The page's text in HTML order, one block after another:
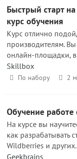
Быстрый старт
курс обучения
Курс отлично
производителям.
онлайн-площадки,
Skillbox
По набору 2
Обучение работе
На курсе вы
как разрабатывать
Wildberries и
Geekbrains